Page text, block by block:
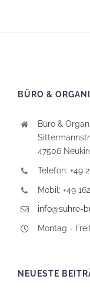
BÜRO &
Büro &
47506
Telefon: +49
Mobil: +49
info@suhre-
Montag -
NEUESTE